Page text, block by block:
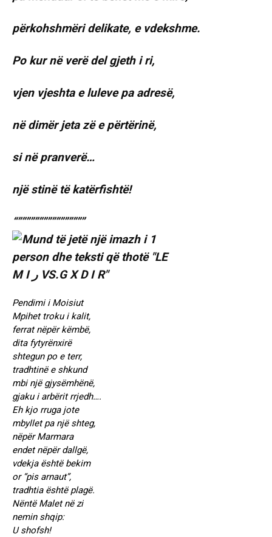
përkohshmëri delikate, e vdekshme.
Po kur në verë del gjeth i ri,
vjen vjeshta e luleve pa adresë,
në dimër jeta zë e përtërinë,
si në pranverë…
një stinë të katërfishtë!
“””””””””””””””””
Pendimi i Moisiut
Mpihet troku i kalit,
ferrat nëpër këmbë,
dita fytyrënxirë
shtegun po e terr,
tradhtinë e shkund
mbi një gjysëmhënë,
gjaku i arbërit rrjedh….
Eh kjo rruga jote
mbyllet pa një shteg,
nëpër Marmara
endet nëpër dallgë,
vdekja është bekim
or “pis arnaut”,
tradhtia është plagë.
Nëntë Malet në zi
nemin shqip:
U shofsh!